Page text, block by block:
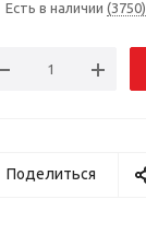
Есть в наличии (3750)
Поделиться